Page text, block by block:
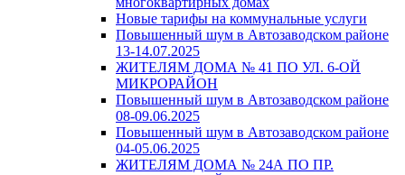
Новые тарифы на коммунальные услуги
Повышенный шум в Автозаводском районе
13-14.07.2025
ЖИТЕЛЯМ ДОМА № 41 ПО УЛ. 6-ОЙ
МИКРОРАЙОН
Повышенный шум в Автозаводском районе
08-09.06.2025
Повышенный шум в Автозаводском районе
04-05.06.2025
ЖИТЕЛЯМ ДОМА № 24А ПО ПР.